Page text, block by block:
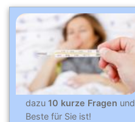
dazu 10 kurze Fragen
Beste für Sie ist!